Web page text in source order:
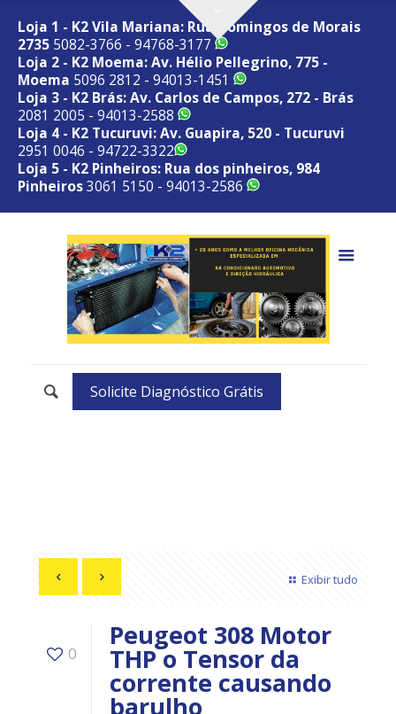
Loja 1 - K2 Vila Mariana: Rua Domingos de Morais
2735 5082-3766 - 94768-3177
Loja 2 - K2 Moema: Av. Hélio Pellegrino, 775 -
Moema 5096 2812 - 94013-1451
Loja 3 - K2 Brás: Av. Carlos de Campos, 272 - Brás
2081 2005 - 94013-2588
Loja 4 - K2 Tucuruvi: Av. Guapira, 520 - Tucuruvi
2951 0046 - 94722-3322
Loja 5 - K2 Pinheiros: Rua dos pinheiros, 984
Pinheiros3061 5150 - 94013-2586
Solicite Diagnóstico Grátis
Exibir tudo
0
Peugeot 308 Motor
THP o Tensor da
corrente causando
barulho